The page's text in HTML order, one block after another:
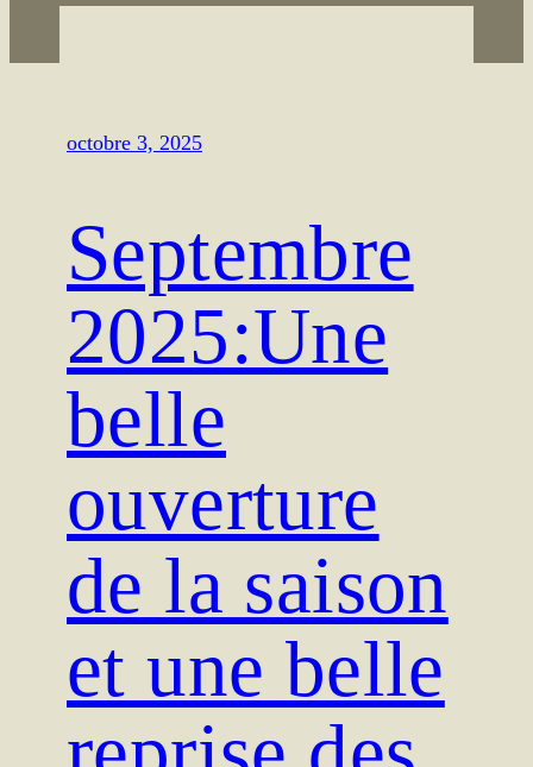
octobre 3, 2025
Septembre
2025:Une
belle
ouverture
de la saison
et une belle